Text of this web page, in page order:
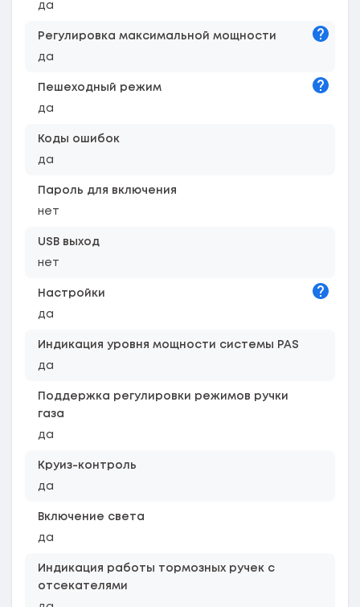
да
Регулировка максимальной мощности
да
Пешеходный режим
да
Коды ошибок
да
Пароль для включения
нет
USB выход
нет
Настройки
да
Индикация уровня мощности системы PAS
да
Поддержка регулировки режимов ручки
газа
да
Круиз-контроль
да
Включение света
да
Индикация работы тормозных ручек с
отсекателями